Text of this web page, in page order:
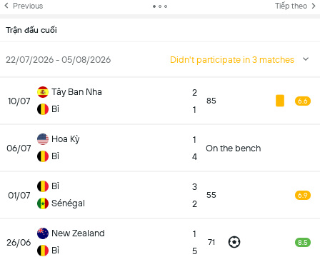
Previous Tiếp theo
Trận đấu cuối
22/07/2026 - 05/08/2026 Didn't participate in 3 matches
10/07
Tây Ban Nha
Bỉ
2
1
85 6.6
06/07
Hoa Kỳ
Bỉ
1
4
On the bench
01/07
Bỉ
Sénégal
3
2
55 6.9
26/06
New Zealand
Bỉ
1
5
71 8.5